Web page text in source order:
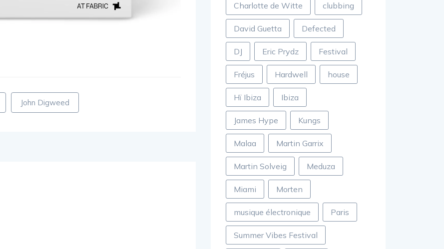
John Digweed
Charlotte de Witte clubbing
David Guetta Defected
DJ Eric Prydz Festival
Fréjus Hardwell house
Hï Ibiza Ibiza
James Hype Kungs
Malaa Martin Garrix
Martin Solveig Meduza
Miami Morten
musique électronique Paris
Summer Vibes Festival